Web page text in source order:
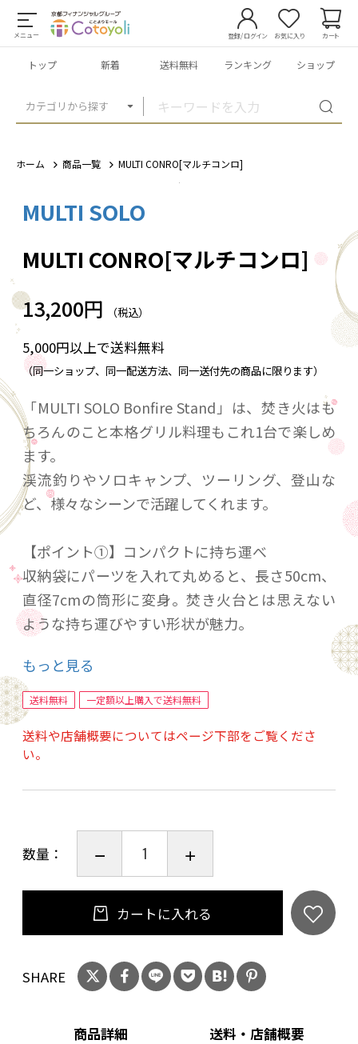
メニュー
カテゴリから探す
登録/ログイン お気に入り カート
トップ 新着 送料無料 ランキング ショップ
ホーム 商品一覧 MULTI CONRO[マルチコンロ]
MULTI SOLO
MULTI CONRO[マルチコンロ]
13,200円 （税込）
5,000円以上で送料無料
（同一ショップ、同一配送方法、同一送付先の商品に限ります）
「MULTI SOLO Bonfire Stand」は、焚き火はも
ちろんのこと本格グリル料理もこれ1台で楽しめ
ます。
渓流釣りやソロキャンプ、ツーリング、登山な
ど、様々なシーンで活躍してくれます。
【ポイント①】コンパクトに持ち運べ
収納袋にパーツを入れて丸めると、長さ50cm、
直径7cmの筒形に変身。焚き火台とは思えない
ような持ち運びやすい形状が魅力。
【ポイント②】五徳にもなる串で本格的な調理
串に魚や肉、マシュマロなどの食材を刺し、直
火調理が可能、かつ、串が五徳にも変化し、調
理器具を使用した本格的な料理を楽しむことが
ドライバーや工具が不要で、網のハトメ穴だけ
で高さ調節が可能、お好みに合わせて火加減が
簡単に調節できます。シンプルな構造ながら幅
広い調理が可能です。
＊焚き火シートは別売りとなります。
【部品を購入希望の方へ】
もっと見る
送料無料 一定額以上購入で送料無料
送料や店舗概要についてはページ下部をご覧くださ
い。
数量：
カートに入れる
SHARE
商品詳細 送料・店舗概要